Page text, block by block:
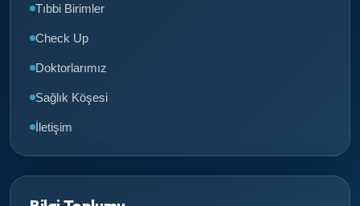
Tıbbi Birimler
Check Up
Doktorlarımız
Sağlık Köşesi
İletişim